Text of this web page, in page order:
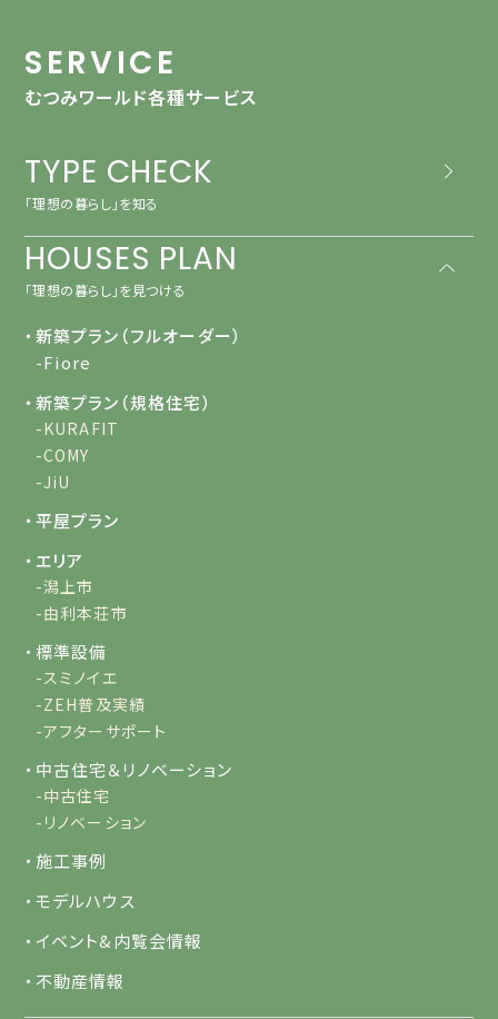
SERVICE
むつみワールド各種サービス
TYPE CHECK
「理想の暮らし」を知る
HOUSES PLAN
「理想の暮らし」を見つける
・新築プラン（フルオーダー）
-Fiore
・新築プラン（規格住宅）
-KURAFIT
-COMY
-JiU
・平屋プラン
・エリア
-潟上市
-由利本荘市
・標準設備
-スミノイエ
-ZEH普及実績
-アフターサポート
・中古住宅＆リノベーション
-中古住宅
-リノベーション
・施工事例
・モデルハウス
・イベント&内覧会情報
・不動産情報